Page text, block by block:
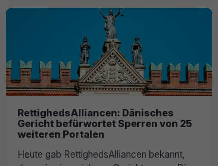
RettighedsAlliancen: Dänisches
Gericht befürwortet Sperren von 25
weiteren Portalen
Heute gab RettighedsAlliancen bekannt,